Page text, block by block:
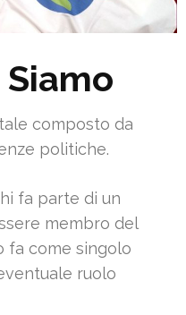
composto da
politiche.
fa parte di un
membro del
fa come singolo
ruolo